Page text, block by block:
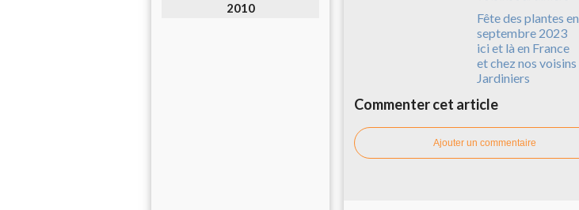
2010
Fête des plantes en
septembre 2023
ici et là en France
et chez nos voisins
Jardiniers
Commenter cet article
Ajouter un commentaire